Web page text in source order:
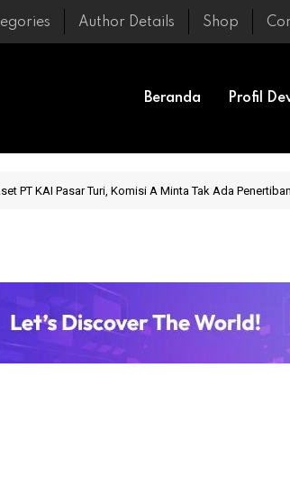
Author Details Shop
Beranda Profil
PT KAI Pasar Turi, Komisi A Minta Tak Ada